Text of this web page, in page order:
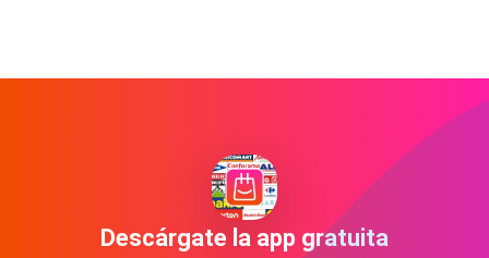
Descárgate la app gratuita